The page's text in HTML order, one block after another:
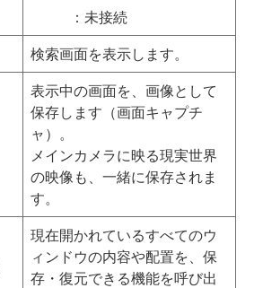
：未接続
検索画面を表示します。
表示中の画面を、画像として
保存します（画面キャプチ
ャ）。
メインカメラに映る現実世界
の映像も、一緒に保存されま
す。
現在開かれているすべてのウ
ィンドウの内容や配置を、保
存・復元できる機能を呼び出